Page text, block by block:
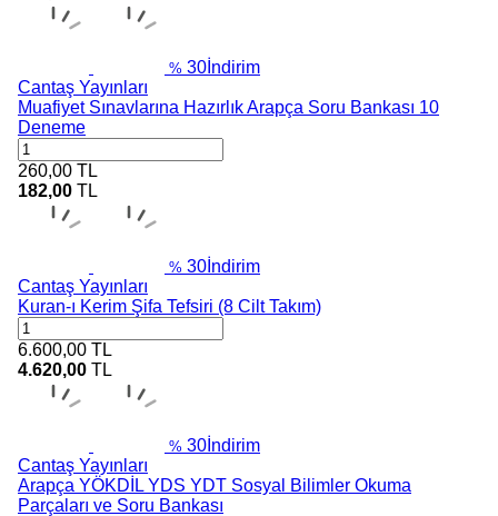
% 30 İndirim
Cantaş Yayınları
Muafiyet Sınavlarına Hazırlık Arapça Soru Bankası 10
Deneme
260,00 TL
182,00 TL
% 30 İndirim
Cantaş Yayınları
Kuran-ı Kerim Şifa Tefsiri (8 Cilt Takım)
6.600,00 TL
4.620,00 TL
% 30 İndirim
Cantaş Yayınları
Arapça YÖKDİL YDS YDT Sosyal Bilimler Okuma
Parçaları ve Soru Bankası